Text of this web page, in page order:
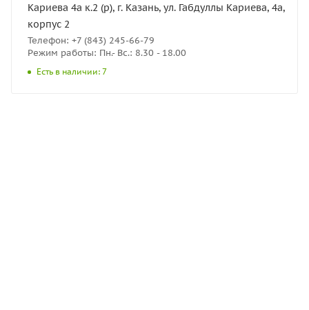
Кариева 4а к.2 (р), г. Казань, ул. Габдуллы Кариева, 4а,
корпус 2
Телефон: +7 (843) 245-66-79
Режим работы: Пн.- Вс.: 8.30 - 18.00
Есть в наличии: 7